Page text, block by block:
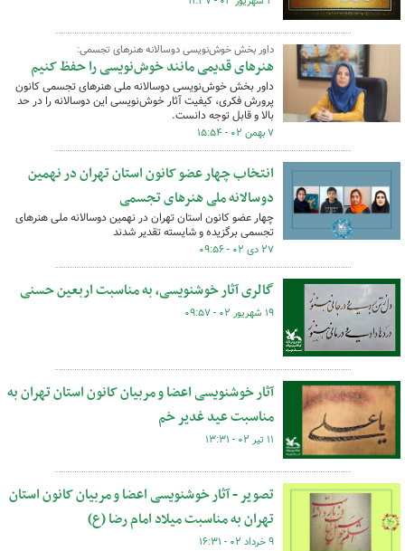
داور بخش خوش‌نویسی دوسالانه هنرهای تجسمی:
هنرهای قدیمی مانند خوش‌نویسی را حفظ کنیم
داور بخش خوش‌نویسی دوسالانه ملی هنرهای تجسمی کانون
پرورش فکری، کیفیت آثار خوش‌نویسی این دوسالانه را در حد
بالا و قابل توجه دانست.
۷ بهمن ۰۲ - ۱۵:۵۴
انتخاب چهار عضو کانون استان تهران در نهمین
دوسالانه ملی هنرهای تجسمی
چهار عضو کانون استان تهران در نهمین دوسالانه ملی هنرهای
تجسمی برگزیده و شایسته تقدیر شدند
۲۷ دی ۰۲ - ۰۹:۵۶
گالری آثار خوشنویسی، به مناسبت اربعین حسنی
۱۹ شهریور ۰۲ - ۰۹:۵۷
آثار خوشنویسی اعضا و مربیان کانون استان تهران به
مناسبت عید غدیر خم
۱۱ تیر ۰۲ - ۱۳:۳۱
تصویر - آثار خوشنویسی اعضا و مربیان کانون استان
تهران به مناسبت میلاد امام رضا (ع)
۹ خرداد ۰۲ - ۱۶:۳۱